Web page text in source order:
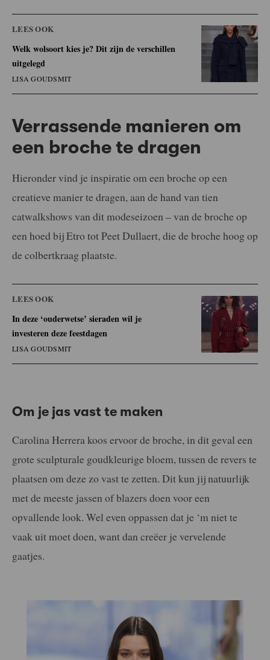
LEES OOK
Welk wolsoort kies je? Dit zijn de verschillen
uitgelegd
LISA GOUDSMIT
Verrassende manieren om
een broche te dragen
Hieronder vind je inspiratie om een broche op een
creatieve manier te dragen, aan de hand van tien
catwalkshows van dit modeseizoen – van de broche op
een hoed bij Etro tot Peet Dullaert, die de broche hoog op
de colbertkraag plaatste.
LEES OOK
In deze ‘ouderwetse’ sieraden wil je
investeren deze feestdagen
LISA GOUDSMIT
Om je jas vast te maken
Carolina Herrera koos ervoor de broche, in dit geval een
grote sculpturale goudkleurige bloem, tussen de revers te
plaatsen om deze zo vast te zetten. Dit kun jij natuurlijk
met de meeste jassen of blazers doen voor een
opvallende look. Wel even oppassen dat je ‘m niet te
vaak uit moet doen, want dan creëer je vervelende
gaatjes.